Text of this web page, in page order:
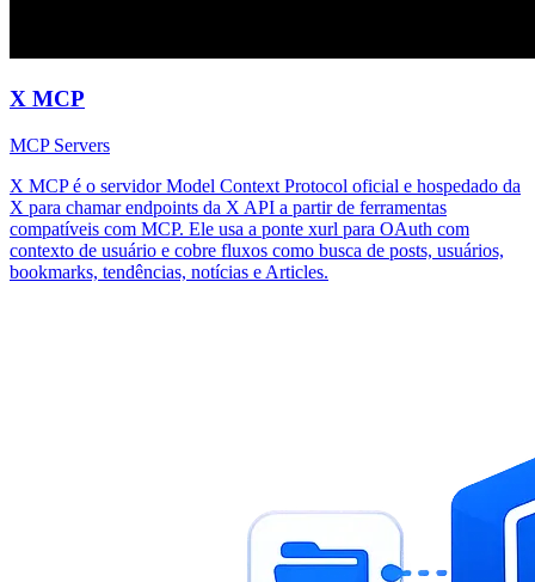
X MCP
MCP Servers
X MCP é o servidor Model Context Protocol oficial e hospedado da
X para chamar endpoints da X API a partir de ferramentas
compatíveis com MCP. Ele usa a ponte xurl para OAuth com
contexto de usuário e cobre fluxos como busca de posts, usuários,
bookmarks, tendências, notícias e Articles.